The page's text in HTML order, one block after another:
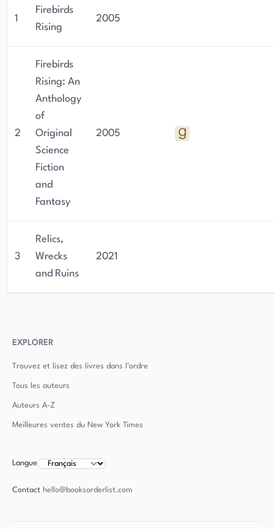
1
Firebirds
Rising
2005
2
Firebirds
Rising: An
Anthology
of
Original
Science
Fiction
and
Fantasy
2005
3
Relics,
Wrecks
and Ruins
2021
EXPLORER
Trouvez et lisez des livres dans l'ordre
Tous les auteurs
Auteurs A-Z
Meilleures ventes du New York Times
Langue
Contact hello@booksorderlist.com